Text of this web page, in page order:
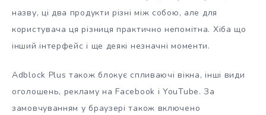
назву, ці два продукти різні між собою, але для
користувача ця різниця практично непомітна. Хіба що
інший інтерфейс і ще деякі незначні моменти.
Adblock Plus також блокує спливаючі вікна, інші види
оголошень, рекламу на Facebook і YouTube. За
замовчуванням у браузері також включено